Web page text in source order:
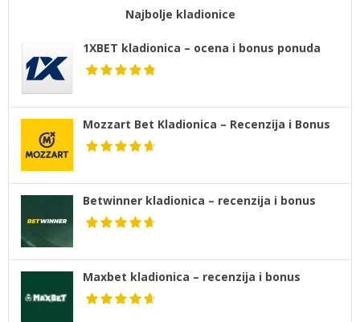
Najbolje kladionice
1XBET kladionica – ocena i bonus ponuda
Mozzart Bet Kladionica – Recenzija i Bonus
Betwinner kladionica – recenzija i bonus
Maxbet kladionica – recenzija i bonus